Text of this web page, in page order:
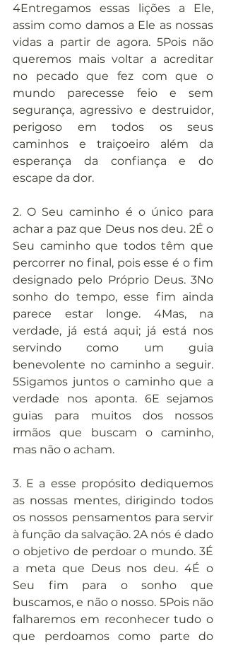
4Entregamos essas lições a Ele,
assim como damos a Ele as nossas
vidas a partir de agora. 5Pois não
queremos mais voltar a acreditar
no pecado que fez com que o
mundo parecesse feio e sem
segurança, agressivo e destruidor,
perigoso em todos os seus
caminhos e traiçoeiro além da
esperança da confiança e do
escape da dor.
2. O Seu caminho é o único para
achar a paz que Deus nos deu. 2É o
Seu caminho que todos têm que
percorrer no final, pois esse é o fim
designado pelo Próprio Deus. 3No
sonho do tempo, esse fim ainda
parece estar longe. 4Mas, na
verdade, já está aqui; já está nos
servindo como um guia
benevolente no caminho a seguir.
5Sigamos juntos o caminho que a
verdade nos aponta. 6E sejamos
guias para muitos dos nossos
irmãos que buscam o caminho,
mas não o acham.
3. E a esse propósito dediquemos
as nossas mentes, dirigindo todos
os nossos pensamentos para servir
à função da salvação. 2A nós é dado
o objetivo de perdoar o mundo. 3É
a meta que Deus nos deu. 4É o
Seu fim para o sonho que
buscamos, e não o nosso. 5Pois não
falharemos em reconhecer tudo o
que perdoamos como parte do